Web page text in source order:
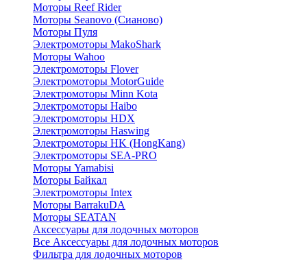
Моторы Reef Rider
Моторы Seanovo (Сианово)
Моторы Пуля
Электромоторы MakoShark
Моторы Wahoo
Электромоторы Flover
Электромоторы MotorGuide
Электромоторы Minn Kota
Электромоторы Haibo
Электромоторы HDX
Электромоторы Haswing
Электромоторы HK (HongKang)
Электромоторы SEA-PRO
Моторы Yamabisi
Моторы Байкал
Электромоторы Intex
Моторы BarrakuDA
Моторы SEATAN
Аксессуары для лодочных моторов
Все Аксессуары для лодочных моторов
Фильтра для лодочных моторов